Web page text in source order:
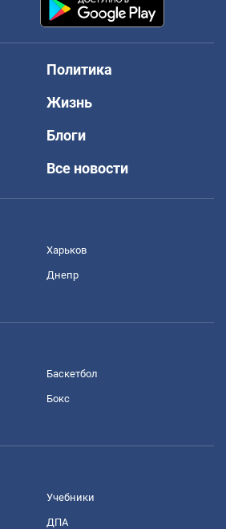
Политика
Жизнь
Блоги
Все новости
Харьков
Днепр
Баскетбол
Бокс
Учебники
ДПА